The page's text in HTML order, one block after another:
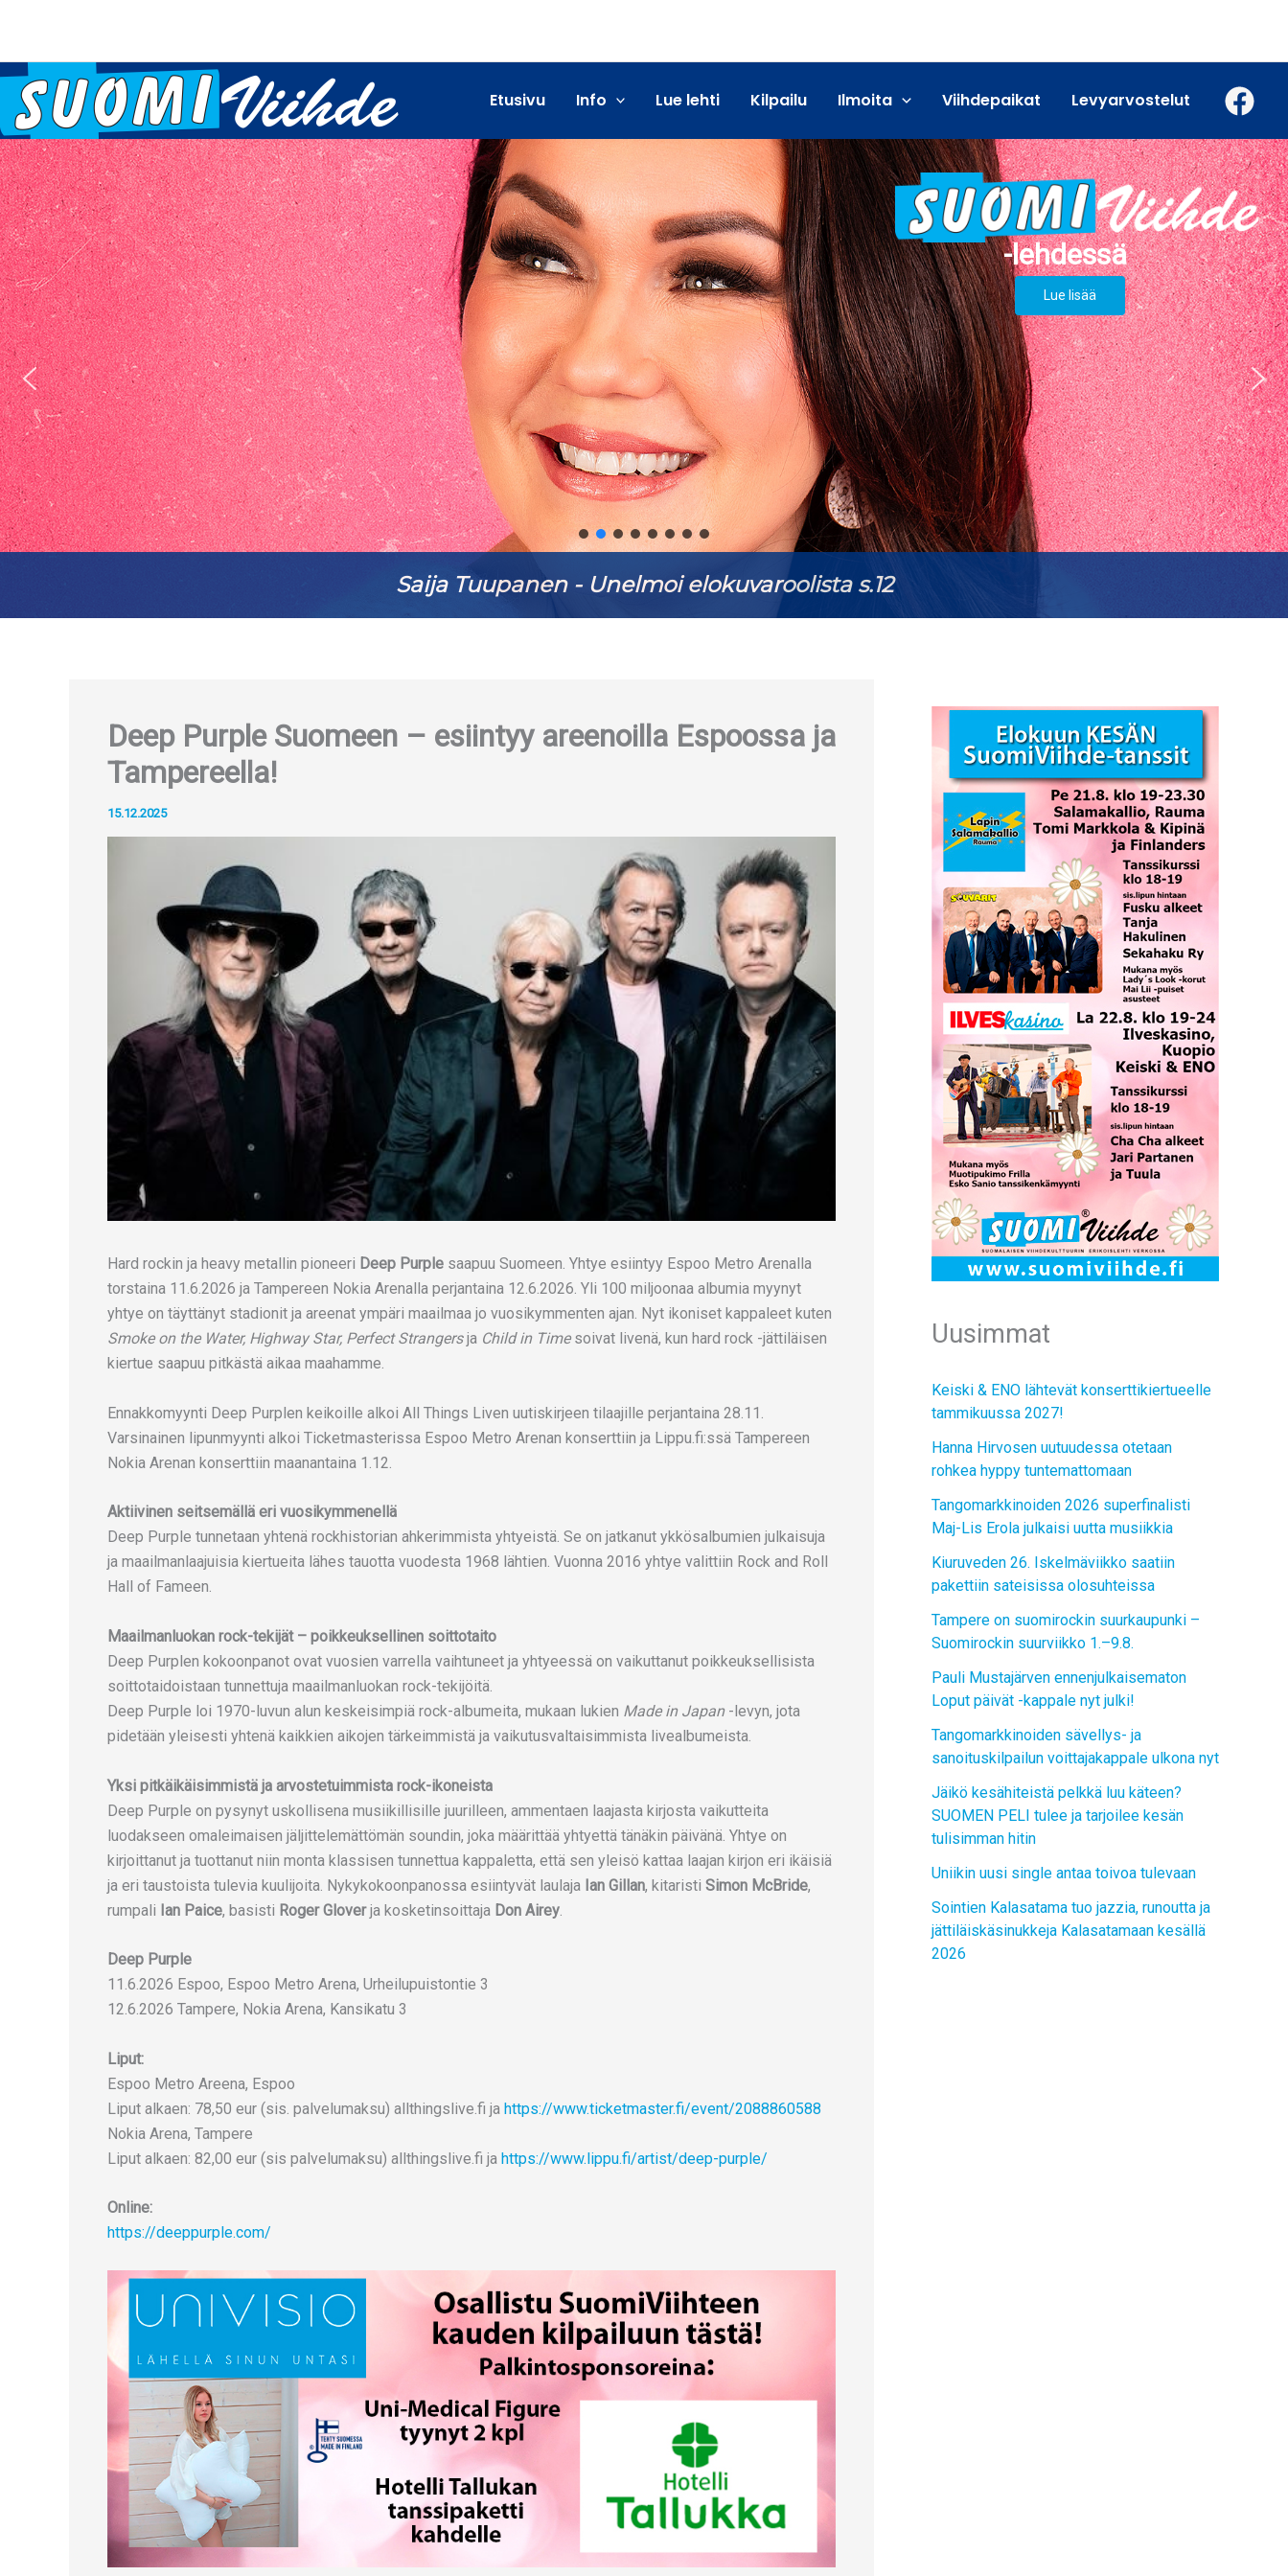
Etusivu Info Lue lehti Kilpailu Ilmoita Viihdepaikat Levyarvostelut
Lue lisää
Antti Ketonen - Keikkakesä kutsuu s. 18
Deep Purple Suomeen – esiintyy areenoilla Espoossa ja
Tampereella!
15.12.2025
Hard rockin ja heavy metallin pioneeri Deep Purple saapuu Suomeen. Yhtye esiintyy Espoo Metro Arenalla
torstaina 11.6.2026 ja Tampereen Nokia Arenalla perjantaina 12.6.2026. Yli 100 miljoonaa albumia myynyt
yhtye on täyttänyt stadionit ja areenat ympäri maailmaa jo vuosikymmenten ajan. Nyt ikoniset kappaleet kuten
Smoke on the Water, Highway Star, Perfect Strangersja Child in Timesoivat livenä, kun hard rock -jättiläisen
kiertue saapuu pitkästä aikaa maahamme.
Ennakkomyynti Deep Purplen keikoille alkoi All Things Liven uutiskirjeen tilaajille perjantaina 28.11.
Varsinainen lipunmyynti alkoi Ticketmasterissa Espoo Metro Arenan konserttiin ja Lippu.fi:ssä Tampereen
Nokia Arenan konserttiin maanantaina 1.12.
Aktiivinen seitsemällä eri vuosikymmenellä
Deep Purple tunnetaan yhtenä rockhistorian ahkerimmista yhtyeistä. Se on jatkanut ykkösalbumien julkaisuja
ja maailmanlaajuisia kiertueita lähes tauotta vuodesta 1968 lähtien. Vuonna 2016 yhtye valittiin Rock and Roll
Hall of Fameen.
Maailmanluokan rock-tekijät – poikkeuksellinen soittotaito
Deep Purplen kokoonpanot ovat vuosien varrella vaihtuneet ja yhtyeessä on vaikuttanut poikkeuksellisista
soittotaidoistaan tunnettuja maailmanluokan rock-tekijöitä.
Deep Purple loi 1970-luvun alun keskeisimpiä rock-albumeita, mukaan lukien Made in Japan-levyn, jota
pidetään yleisesti yhtenä kaikkien aikojen tärkeimmistä ja vaikutusvaltaisimmista livealbumeista.
Yksi pitkäikäisimmistä ja arvostetuimmista rock-ikoneista
Deep Purple on pysynyt uskollisena musiikillisille juurilleen, ammentaen laajasta kirjosta vaikutteita
luodakseen omaleimaisen jäljittelemättömän soundin, joka määrittää yhtyettä tänäkin päivänä. Yhtye on
kirjoittanut ja tuottanut niin monta klassisen tunnettua kappaletta, että sen yleisö kattaa laajan kirjon eri ikäisiä
ja eri taustoista tulevia kuulijoita. Nykykokoonpanossa esiintyvät laulaja Ian Gillan, kitaristi Simon McBride,
rumpali Ian Paice, basisti Roger Gloverja kosketinsoittaja Don Airey
Deep Purple
11.6.2026 Espoo, Espoo Metro Arena, Urheilupuistontie 3
12.6.2026 Tampere, Nokia Arena, Kansikatu 3
Liput:
Espoo Metro Areena, Espoo
Liput alkaen: 78,50 eur (sis. palvelumaksu) allthingslive.fi ja https://www.ticketmaster.fi/event/2088860588
Nokia Arena, Tampere
Liput alkaen: 82,00 eur (sis palvelumaksu) allthingslive.fi ja https://www.lippu.fi/artist/deep-purple/
Online:
https://deeppurple.com/
Uusimmat
Keiski & ENO lähtevät konserttikiertueelle
tammikuussa 2027!
Hanna Hirvosen uutuudessa otetaan
rohkea hyppy tuntemattomaan
Tangomarkkinoiden 2026 superfinalisti
Maj-Lis Erola julkaisi uutta musiikkia
Kiuruveden 26. Iskelmäviikko saatiin
pakettiin sateisissa olosuhteissa
Tampere on suomirockin suurkaupunki –
Suomirockin suurviikko 1.–9.8.
Pauli Mustajärven ennenjulkaisematon
Loput päivät -kappale nyt julki!
Tangomarkkinoiden sävellys- ja
sanoituskilpailun voittajakappale ulkona nyt
Jäikö kesähiteistä pelkkä luu käteen?
SUOMEN PELI tulee ja tarjoilee kesän
tulisimman hitin
Uniikin uusi single antaa toivoa tulevaan
Sointien Kalasatama tuo jazzia, runoutta ja
jättiläiskäsinukkeja Kalasatamaan kesällä
2026